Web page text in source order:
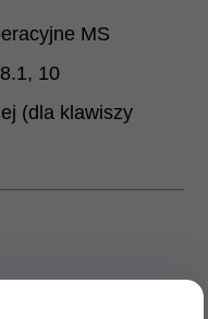
MS
10
(dla klawiszy